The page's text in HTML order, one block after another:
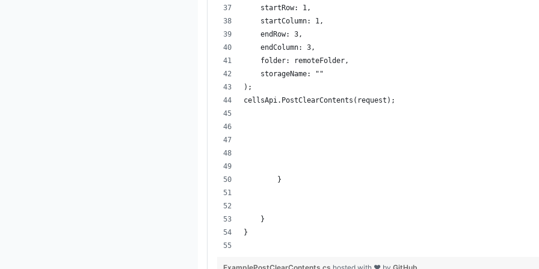
    startRow: 1,
    startColumn: 1,
    endRow: 3,
    endColumn: 3,
    folder: remoteFolder,
    storageName: ""
);
cellsApi.PostClearContents(request);
        }
    }
}